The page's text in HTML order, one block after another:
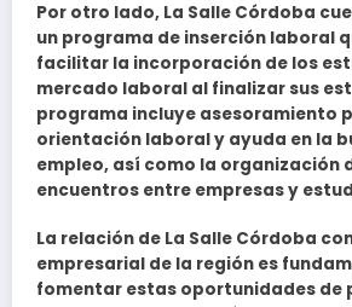
Por otro lado, La Salle Córdoba
un programa de inserción laboral
facilitar la incorporación de los
mercado laboral al finalizar sus
programa incluye asesoramiento
orientación laboral y ayuda en la
empleo, así como la organización
encuentros entre empresas y
La relación de La Salle Córdoba
empresarial de la región es
fomentar estas oportunidades de